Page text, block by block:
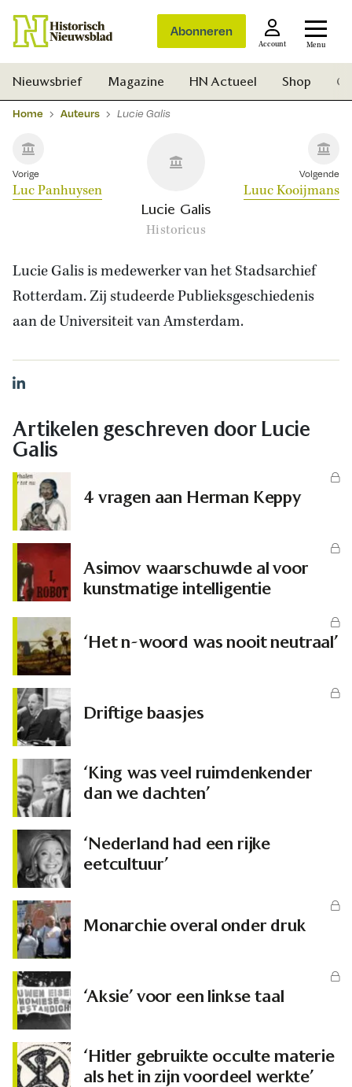
Abonneren
Account Menu
Nieuwsbrief Magazine HN Actueel Shop
Home Auteurs Lucie Galis
Vorige
Luc Panhuysen
Lucie Galis
Historicus
Volgende
Luuc Kooijmans
Lucie Galis is medewerker van het Stadsarchief
Rotterdam. Zij studeerde Publieksgeschiedenis
aan de Universiteit van Amsterdam.
LinkedIn
Artikelen geschreven door Lucie
Galis
4 vragen aan Herman Keppy
Asimov waarschuwde al voor
kunstmatige intelligentie
‘Het n-woord was nooit neutraal’
Driftige baasjes
‘King was veel ruimdenkender
dan we dachten’
‘Nederland had een rijke
eetcultuur’
Monarchie overal onder druk
‘Aksie’ voor een linkse taal
‘Hitler gebruikte occulte materie
als het in zijn voordeel werkte’